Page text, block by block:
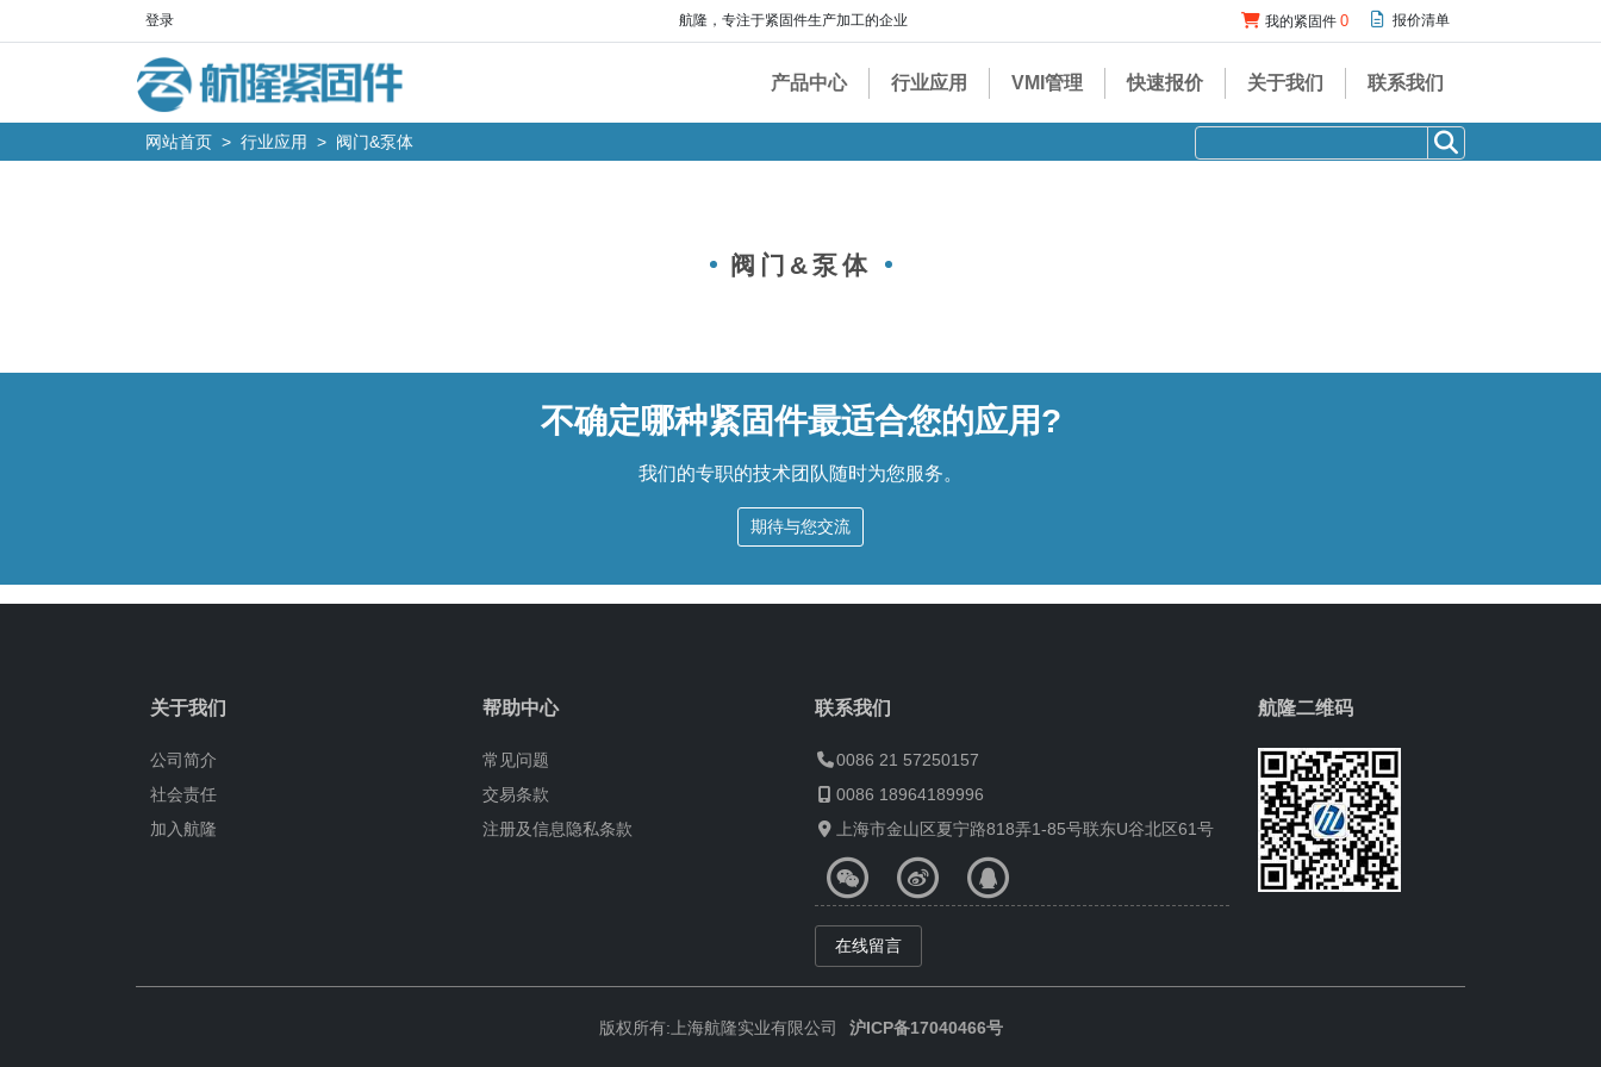
登录 航隆，专注于紧固件生产加工的企业 我的紧固件 0 报价清单
产品中心 行业应用 VMI管理 快速报价 关于我们 联系我们
网站首页 > 行业应用 > 阀门&泵体
阀门&泵体
不确定哪种紧固件最适合您的应用?
我们的专职的技术团队随时为您服务。
期待与您交流
关于我们
公司简介
社会责任
加入航隆
帮助中心
常见问题
交易条款
注册及信息隐私条款
联系我们
0086 21 57250157
0086 18964189996
上海市金山区夏宁路818弄1-85号联东U谷北区61号
在线留言
航隆二维码
版权所有:上海航隆实业有限公司 沪ICP备17040466号